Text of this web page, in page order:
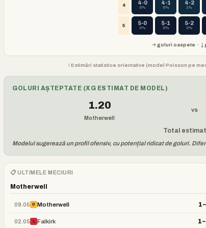
4 4-0
0%
4-1
0%
4-2
1%
5 5-0
0%
5-1
0%
5-2
0%
→ goluri oaspete · ↓
ℹ️ Estimări statistice orientative (model Poisson pe
GOLURI AȘTEPTATE (XG ESTIMAT DE MODEL)
1.20
Motherwell
vs
Total
Modelul sugerează un profil ofensiv, cu potențial ridicat de goluri.
📋 ULTIMELE MECIURI
Motherwell
09.05 D Motherwell
02.05 L Falkirk